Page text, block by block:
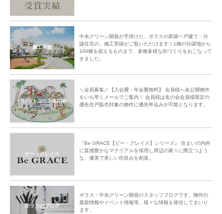
施工実績
中央グリーン開発が手掛けた、ポラスの新築一戸建て・分
譲住宅の、施工実績がご覧いただけます！1棟の分譲地から
100棟を超えるものまで、多種多様な街づくりをおこなって
きました。
パレットコート友の会
＼会員募集／【入会費・年会費無料】 会員様へ未公開物件
をいち早くメールでご案内！ 会員様は友の会会員様限定の
優先住戸販売対象の物件に優先申込みが可能となります。
ビー・グレイス
『Be GRACE【ビー・グレイス】シリーズ』 住まいの内外
に質感豊かなマテリアルを採用し周辺の家々に際立つよう
な、優美で美しい街並みを創造。
ポラスのブログ
ポラス・中央グリーン開発のスタッフブログです。物件の
最新情報やイベント情報等、様々な情報を発信してまいり
ます。